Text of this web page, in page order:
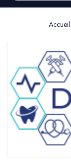
Accueil